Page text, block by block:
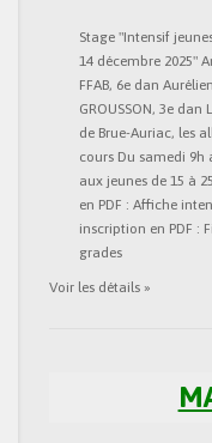
Stage "Intensif
14 décembre 2025"
FFAB, 6e dan
GROUSSON, 3e dan
de Brue-Auriac, les
cours Du samedi 9h
aux jeunes de 15 à
en PDF : Affiche
inscription en PDF :
grades
Voir les détails »